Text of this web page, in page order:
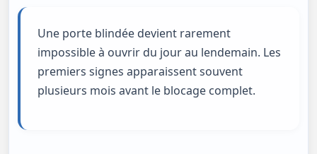
Une porte blindée devient rarement
impossible à ouvrir du jour au lendemain. Les
premiers signes apparaissent souvent
plusieurs mois avant le blocage complet.